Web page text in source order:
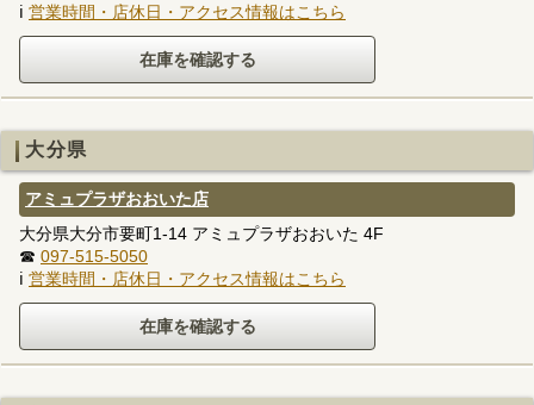
ℹ 営業時間・店休日・アクセス情報はこちら
大分県
アミュプラザおおいた店
大分県大分市要町1-14 アミュプラザおおいた 4F
☎ 097-515-5050
ℹ 営業時間・店休日・アクセス情報はこちら